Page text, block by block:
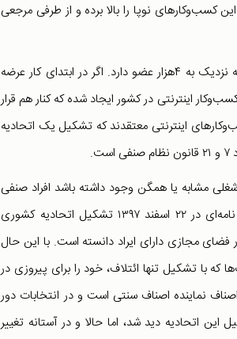
کسب‌وکارهای نوپا را بالا برده و از طرفی مرجعی
اما رشد اینترنت و توسعه این کسب‌وکارها وضعیت را به سرعت تغییر داد. امروزه این اتحادیه نزدیک به ۴هزار عضو دارد. اگر در ابتدای کار عرضه
اینترنتی در کشور ایجاد شده که کنار هم قرار
اینترنتی معتقدند که تشکیل یک اتحادیه
شغلی مشابه یا همگن وجود داشته باشد افراد صنفی
مبادرت به تشکیل اتحادیه می‌کنند. این موضوع باعث شد معاون حقوقی رئیس‌جمهور در نامه‌ای در ۲۲ اسفند ۱۳۹۷ تشکیل اتحادیه کشوری
مجازی دارای ایراد دانسته است. با این حال
با تشکیل تنها ائتلاف، خود را برای پیروزی در
نماینده اصناف سنتی است و در انتخابات دور
اتحادیه دید شد، اما حالا و در آستانه تغییر